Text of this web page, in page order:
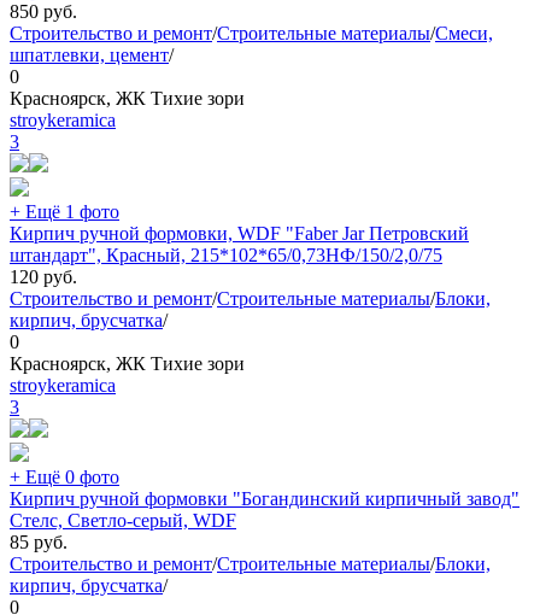
850 руб.
Строительство и ремонт/Строительные материалы/Смеси,
шпатлевки, цемент/
0
Красноярск, ЖК Тихие зори
stroykeramica
3
+ Ещё 1 фото
Кирпич ручной формовки, WDF "Faber Jar Петровский
штандарт", Красный, 215*102*65/0,73НФ/150/2,0/75
120 руб.
Строительство и ремонт/Строительные материалы/Блоки,
кирпич, брусчатка/
0
Красноярск, ЖК Тихие зори
stroykeramica
3
+ Ещё 0 фото
Кирпич ручной формовки "Богандинский кирпичный завод"
Стелс, Светло-серый, WDF
85 руб.
Строительство и ремонт/Строительные материалы/Блоки,
кирпич, брусчатка/
0